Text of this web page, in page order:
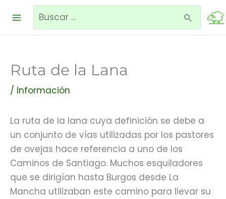
Buscar
Ruta de la Lana
/ Información
La ruta de la lana cuya definición se debe a
un conjunto de vías utilizadas por los pastores
de ovejas hace referencia a uno de los
Caminos de Santiago. Muchos esquiladores
que se dirigían hasta Burgos desde La
Mancha utilizaban este camino para llevar su